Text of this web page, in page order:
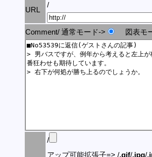
URL
/
Comment/ 通常モード-> 図表モ
/
アップ可能拡張子=> /.gif/.jpg/